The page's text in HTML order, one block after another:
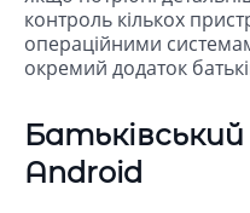
контроль кількох
операційними
окремий додаток
Android